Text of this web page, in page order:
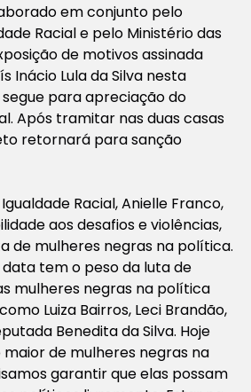
em conjunto pelo
Racial e pelo Ministério das
de motivos assinada
Inácio Lula da Silva nesta
para apreciação do
Após tramitar nas duas casas
retornará para sanção
Racial, Anielle Franco,
aos desafios e violências,
de mulheres negras na política.
tem o peso da luta de
mulheres negras na política
Luiza Bairros, Leci Brandão,
Benedita da Silva. Hoje
de mulheres negras na
garantir que elas possam